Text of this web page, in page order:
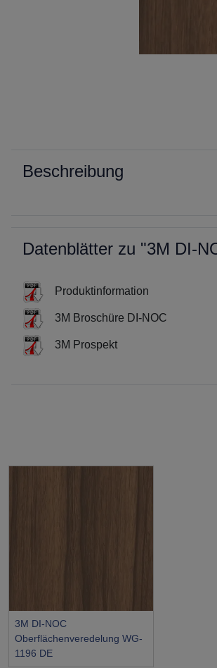
Beschreibung
Datenblätter zu "3M DI-
Produktinformation
3M Broschüre DI-NOC
3M Prospekt
3M DI-NOC
Oberflächenveredelung WG-
1196 DE